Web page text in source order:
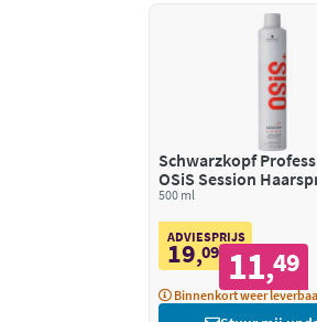
Schwarzkopf
OSiS Session
500 ml
ADVIESPRIJS
19,09 11,49
Binnenkort weer